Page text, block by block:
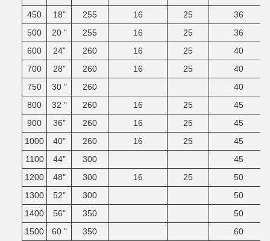
450
18" 255 16 25
36
500
20 " 255 16 25
36
600
24" 260 16 25
40
700
28" 260 16 25
40
750
30 " 260
40
800
32 " 260 16 25
45
900
36" 260 16 25
45
1000
40" 260 16 25
45
1100
44" 300
45
1200
48" 300 16 25
50
1300
52" 300
50
1400
56" 350
50
1500
60 " 350
60